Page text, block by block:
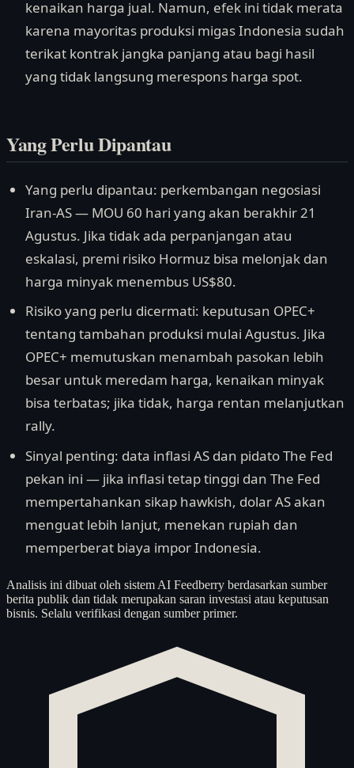
kenaikan harga jual. Namun, efek ini tidak merata
karena mayoritas produksi migas Indonesia sudah
terikat kontrak jangka panjang atau bagi hasil
yang tidak langsung merespons harga spot.
Yang Perlu Dipantau
Yang perlu dipantau: perkembangan negosiasi
Iran-AS — MOU 60 hari yang akan berakhir 21
Agustus. Jika tidak ada perpanjangan atau
eskalasi, premi risiko Hormuz bisa melonjak dan
harga minyak menembus US$80.
Risiko yang perlu dicermati: keputusan OPEC+
tentang tambahan produksi mulai Agustus. Jika
OPEC+ memutuskan menambah pasokan lebih
besar untuk meredam harga, kenaikan minyak
bisa terbatas; jika tidak, harga rentan melanjutkan
rally.
Sinyal penting: data inflasi AS dan pidato The Fed
pekan ini — jika inflasi tetap tinggi dan The Fed
mempertahankan sikap hawkish, dolar AS akan
menguat lebih lanjut, menekan rupiah dan
memperberat biaya impor Indonesia.
Analisis ini dibuat oleh sistem AI Feedberry berdasarkan sumber
berita publik dan tidak merupakan saran investasi atau keputusan
bisnis. Selalu verifikasi dengan sumber primer.